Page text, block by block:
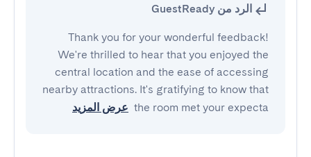
الرد من GuestReady
Thank you for your wonderful feedback!
We're thrilled to hear that you enjoyed the
central location and the ease of accessing
nearby attractions. It's gratifying to know that
the room met your expecta عرض المزيد